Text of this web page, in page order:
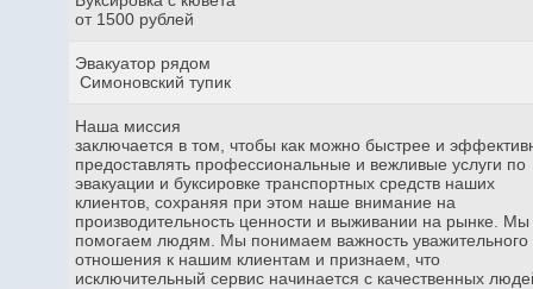
от 1500 рублей
Эвакуатор рядом
Симоновский тупик
Наша миссия
заключается в том, чтобы как можно быстрее и
предоставлять профессиональные и вежливые услуги по
эвакуации и буксировке транспортных средств наших
клиентов, сохраняя при этом наше внимание на
производительность ценности и выживании на рынке. Мы
помогаем людям. Мы понимаем важность уважительного
отношения к нашим клиентам и признаем, что
исключительный сервис начинается с качественных